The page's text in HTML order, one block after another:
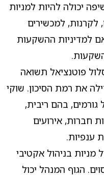
יכולה להיות למניות
לקרנות, למכשירים
למדיניות ההשקעות
פוטנציאל תשואה
את רמת הסיכון. שוקי
גורמים, בהם ריבית,
חברות, אירועים
ענפיות.
מניות בניהול אקטיבי
הגוף המנהל יכול